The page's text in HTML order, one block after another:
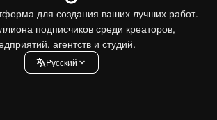
для создания ваших лучших работ.
подписчиков среди креаторов,
агентств и студий.
Pусский